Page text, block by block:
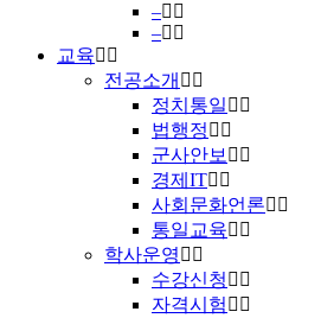
–
–
교육
전공소개
정치통일
법행정
군사안보
경제IT
사회문화언론
통일교육
학사운영
수강신청
자격시험